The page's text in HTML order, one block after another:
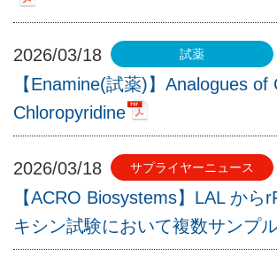
2026/03/18
【Enamine(試薬)】Analogues of
Chloropyridine
2026/03/18
【ACRO Biosystems】LAL から
キシン試験において複数サンプ